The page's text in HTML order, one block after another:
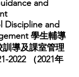
and
Discipline and
學生輔導
導及課室管理
2022（2021年